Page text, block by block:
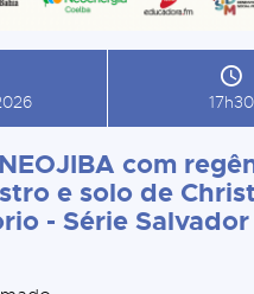
17h30
com
e solo de
- Série Salvador